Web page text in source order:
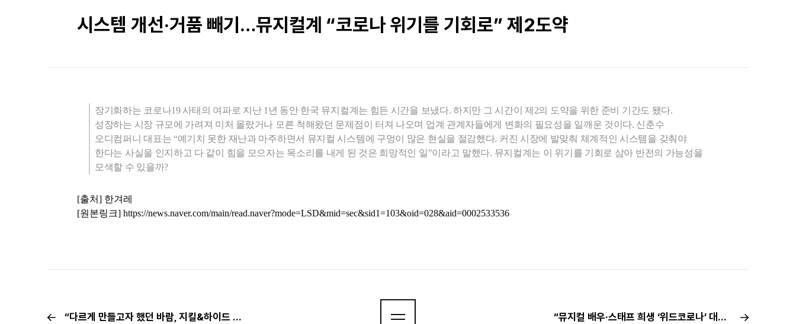
시스템 개선·거품 빼기…뮤지컬계 “코로나 위기를 기회로” 제2도약
장기화하는 코로나19사태의 여파로 지난 1년 동안 한국 뮤지컬계는 힘든 시간을 보냈다. 하지만 그 시간이 제2의 도약을 위한 준비 기간도 됐다.
성장하는 시장 규모에 가려져 미처 몰랐거나 모른 척해왔던 문제점이 터져 나오며 업계 관계자들에게 변화의 필요성을 일깨운 것이다. 신춘수
오디컴퍼니 대표는 “예기치 못한 재난과 마주하면서 뮤지컬 시스템에 구멍이 많은 현실을 절감했다. 커진 시장에 발맞춰 체계적인 시스템을 갖춰야
한다는 사실을 인지하고 다 같이 힘을 모으자는 목소리를 내게 된 것은 희망적인 일”이라고 말했다. 뮤지컬계는 이 위기를 기회로 삼아 반전의 가능성을
모색할 수 있을까?
[출처] 한겨레
[원본링크] https://news.naver.com/main/read.naver?mode=LSD&mid=sec&sid1=103&oid=028&aid=0002533536
“다르게 만들고자 했던 바람, 지킬&하이드 열풍의 원동력” “뮤지컬 배우·스태프 희생 ‘위드코로나’ 대안 안돼…건강한 생태계 재정립해야”